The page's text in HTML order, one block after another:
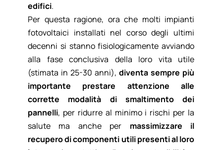
edifici.
Per questa ragione, ora che molti impianti
fotovoltaici installati nel corso degli ultimi
decenni si stanno fisiologicamente avviando
alla fase conclusiva della loro vita utile
(stimata in 25-30 anni), diventa sempre più
importante prestare attenzione alle
corrette modalità di smaltimento dei
pannelli, per ridurre al minimo i rischi per la
salute ma anche per massimizzare il
recupero di componenti utili presenti al loro